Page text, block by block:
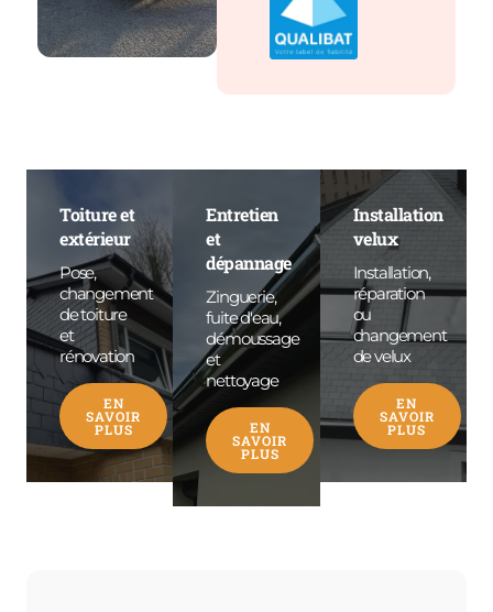
Toiture et
extérieur
Pose,
changement
de toiture
et
rénovation
EN
SAVOIR
PLUS
Entretien
et
dépannage
Zinguerie,
fuite d'eau,
démoussage
et
nettoyage
EN
SAVOIR
PLUS
Installation
velux
Installation,
réparation
ou
changement
de velux
EN
SAVOIR
PLUS